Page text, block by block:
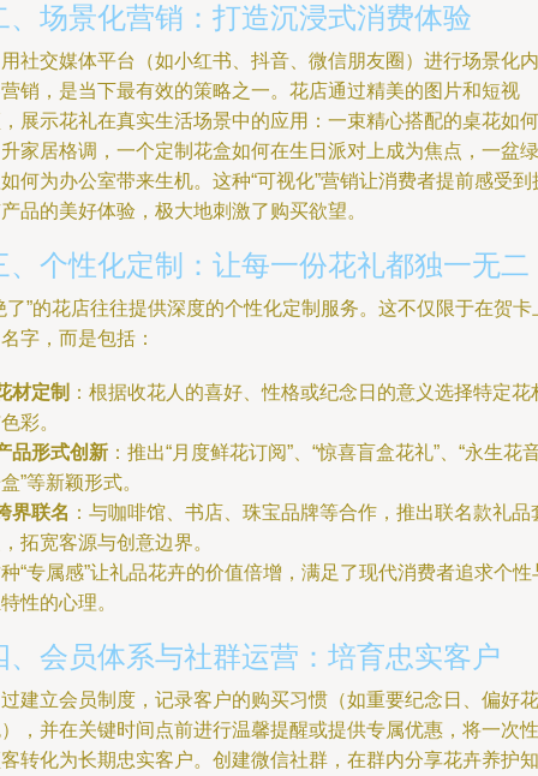
、场景化营销：打造沉浸式消费体验
社交媒体平台（如小红书、抖音、微信朋友圈）进行场景化内
销，是当下最有效的策略之一。花店通过精美的图片和短视
展示花礼在真实生活场景中的应用：一束精心搭配的桌花如何
家居格调，一个定制花盒如何在生日派对上成为焦点，一盆绿
何为办公室带来生机。这种“可视化”营销让消费者提前感受到
品的美好体验，极大地刺激了购买欲望。
、个性化定制：让每一份花礼都独一无二
了”的花店往往提供深度的个性化定制服务。这不仅限于在贺卡
字，而是包括：
材定制 ：根据收花人的喜好、性格或纪念日的意义选择特定花
彩。
品形式创新 ：推出“月度鲜花订阅”、“惊喜盲盒花礼”、“永生花
”等新颖形式。
界联名 ：与咖啡馆、书店、珠宝品牌等合作，推出联名款礼品
拓宽客源与创意边界。
“专属感”让礼品花卉的价值倍增，满足了现代消费者追求个性
性的心理。
、会员体系与社群运营：培育忠实客户
建立会员制度，记录客户的购买习惯（如重要纪念日、偏好花
，并在关键时间点前进行温馨提醒或提供专属优惠，将一次性
转化为长期忠实客户。创建微信社群，在群内分享花卉养护知